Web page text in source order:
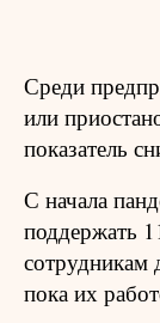
Среди
или
показатель
С начала
поддержать
сотрудникам
пока их